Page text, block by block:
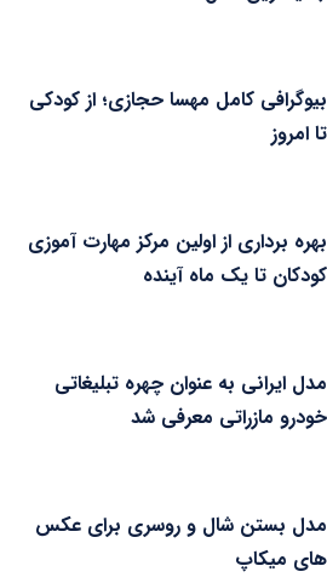
بیوگرافی کامل مهسا حجازی؛ از کودکی
تا امروز
بهره برداری از اولین مرکز مهارت آموزی
کودکان تا یک ماه آینده
مدل ایرانی به عنوان چهره تبلیغاتی
خودرو مازراتی معرفی شد
مدل بستن شال و روسری برای عکس
های میکاپ